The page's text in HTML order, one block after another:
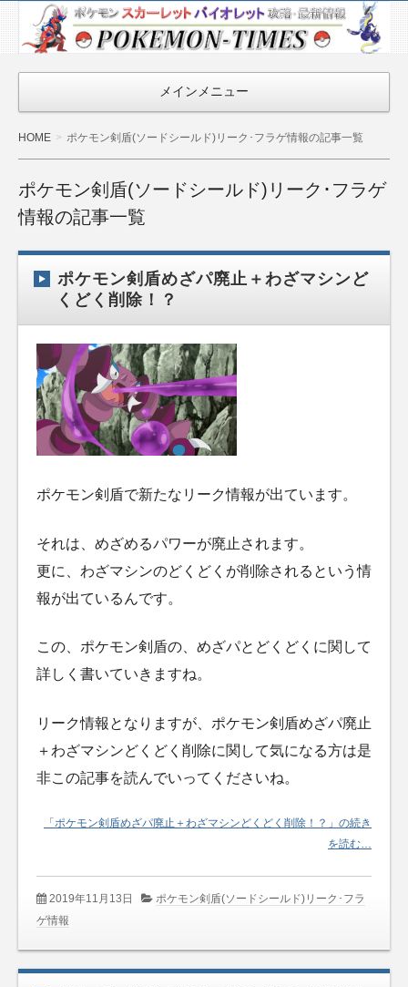
ポケモン最新
情報まとめ
『POKEMON-
TIMES』
メインメニュー
HOME ポケモン剣盾(ソードシールド)リーク･フラゲ情報の記事一覧
ポケモン剣盾(ソードシールド)リーク･フラゲ
情報の記事一覧
ポケモン剣盾めざパ廃止＋わざマシンど
くどく削除！？
ポケモン剣盾で新たなリーク情報が出ています。
それは、めざめるパワーが廃止されます。
更に、わざマシンのどくどくが削除されるという情
報が出ているんです。
この、ポケモン剣盾の、めざパとどくどくに関して
詳しく書いていきますね。
リーク情報となりますが、ポケモン剣盾めざパ廃止
＋わざマシンどくどく削除に関して気になる方は是
非この記事を読んでいってくださいね。
「ポケモン剣盾めざパ廃止＋わざマシンどくどく削除！？」の続き
を読む…
2019年11月13日
ポケモン剣盾(ソードシールド)リーク･フラ
ゲ情報